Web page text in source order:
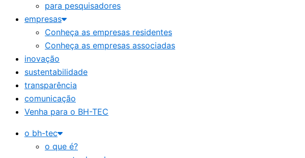
para pesquisadores
empresas
Conheça as empresas residentes
Conheça as empresas associadas
inovação
sustentabilidade
transparência
comunicação
Venha para o BH-TEC
o bh-tec
o que é?